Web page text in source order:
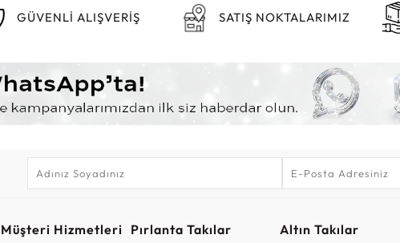
GÜVENLİ ALIŞVERİŞ SATIŞ NOKTALARIMIZ
Müşteri Hizmetleri Pırlanta Takılar Altın Takılar